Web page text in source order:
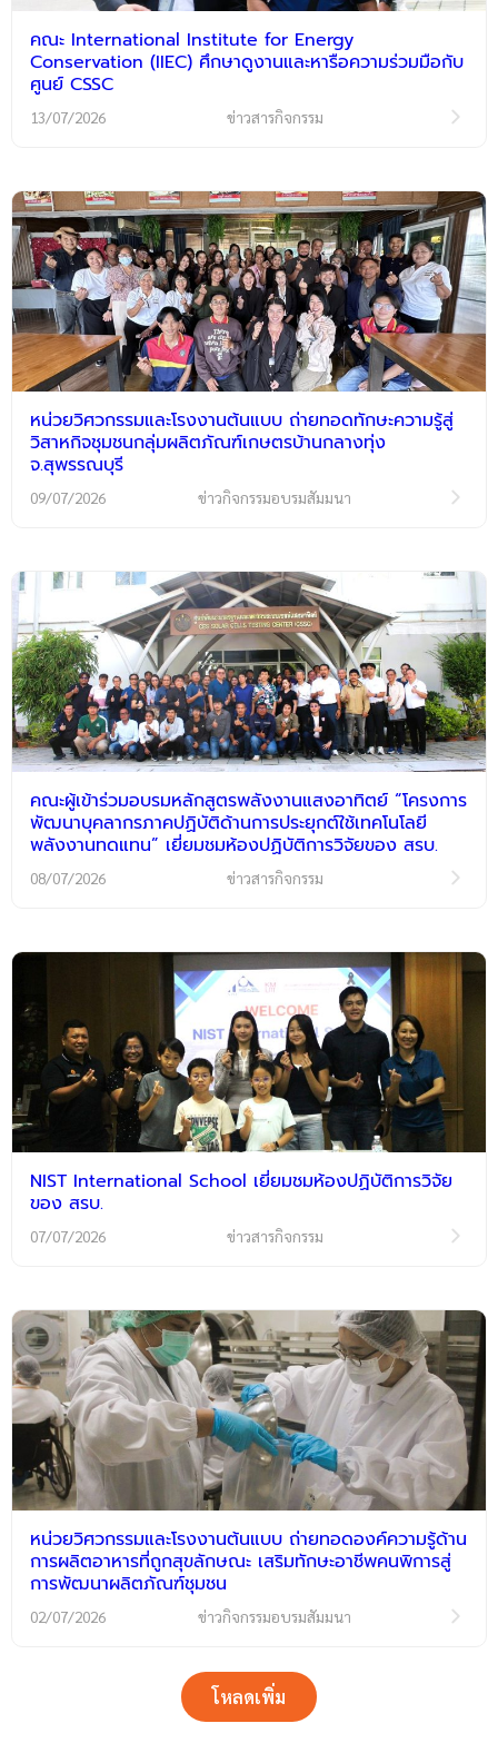
คณะ International Institute for Energy
Conservation (IIEC) ศึกษาดูงานและหารือความร่วมมือกับ
ศูนย์ CSSC
13/07/2026 ข่าวสารกิจกรรม
หน่วยวิศวกรรมและโรงงานต้นแบบ ถ่ายทอดทักษะความรู้สู่
วิสาหกิจชุมชนกลุ่มผลิตภัณฑ์เกษตรบ้านกลางทุ่ง
จ.สุพรรณบุรี
09/07/2026 ข่าวกิจกรรมอบรมสัมมนา
คณะผู้เข้าร่วมอบรมหลักสูตรพลังงานแสงอาทิตย์ “โครงการ
พัฒนาบุคลากรภาคปฏิบัติด้านการประยุกต์ใช้เทคโนโลยี
พลังงานทดแทน” เยี่ยมชมห้องปฏิบัติการวิจัยของ สรบ.
08/07/2026 ข่าวสารกิจกรรม
NIST International School เยี่ยมชมห้องปฏิบัติการวิจัย
ของ สรบ.
07/07/2026 ข่าวสารกิจกรรม
หน่วยวิศวกรรมและโรงงานต้นแบบ ถ่ายทอดองค์ความรู้ด้าน
การผลิตอาหารที่ถูกสุขลักษณะ เสริมทักษะอาชีพคนพิการสู่
การพัฒนาผลิตภัณฑ์ชุมชน
02/07/2026 ข่าวกิจกรรมอบรมสัมมนา
โหลดเพิ่ม